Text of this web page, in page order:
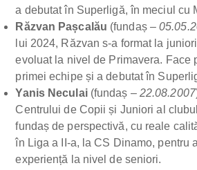
a debutat în Superligă, în meciul cu
Răzvan Pașcalău (fundaș –
lui 2024, Răzvan s-a format la
evoluat la nivel de Primavera. Face
primei echipe și a debutat în
Yanis Neculai(fundaș – 22.08.2007
Centrului de Copii și Juniori al
fundaș de perspectivă, cu reale
în Liga a II-a, la CS Dinamo, pentru
experiență la nivel de seniori.